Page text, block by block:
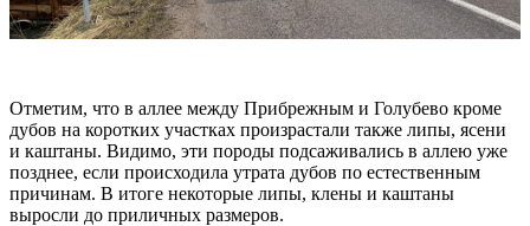
Отметим, что в аллее между Прибрежным и Голубево кроме
дубов на коротких участках произрастали также липы, ясени
и каштаны. Видимо, эти породы подсаживались в аллею уже
позднее, если происходила утрата дубов по естественным
причинам. В итоге некоторые липы, клены и каштаны
выросли до приличных размеров.